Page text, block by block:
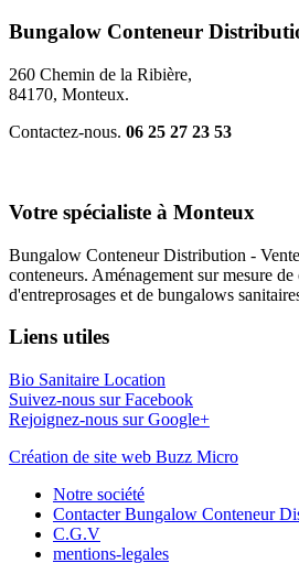
Bungalow Conteneur
260 Chemin de la Ribière,
84170, Monteux.
Contactez-nous. 06 25 27 23 53
Votre spécialiste à Monteux
Bungalow Conteneur Distribution -
conteneurs. Aménagement sur mesure
d'entreprosages et de bungalows
Liens utiles
Bio Sanitaire Location
Suivez-nous sur Facebook
Rejoignez-nous sur Google+
Création de site web Buzz Micro
Notre société
Contacter Bungalow Conteneur
C.G.V
mentions-legales